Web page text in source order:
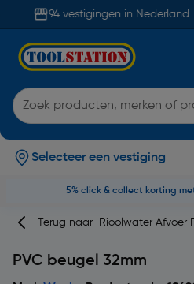
94 vestigingen in Nederland
Selecteer een vestiging
5% click & collect korting met
Terug naar Rioolwater Afvoer
PVC beugel 32mm